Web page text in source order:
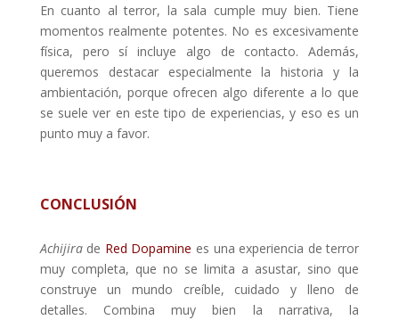
En cuanto al terror, la sala cumple muy bien. Tiene
momentos realmente potentes. No es excesivamente
física, pero sí incluye algo de contacto. Además,
queremos destacar especialmente la historia y la
ambientación, porque ofrecen algo diferente a lo que
se suele ver en este tipo de experiencias, y eso es un
punto muy a favor.
CONCLUSIÓN
Achijirade Red Dopamine es una experiencia de terror
muy completa, que no se limita a asustar, sino que
construye un mundo creíble, cuidado y lleno de
detalles. Combina muy bien la narrativa, la